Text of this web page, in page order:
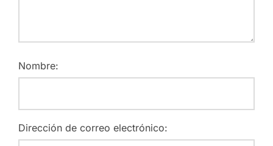
Nombre:
Dirección de correo electrónico: